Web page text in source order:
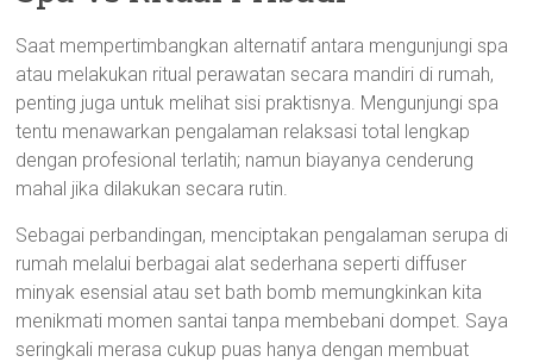
Saat mempertimbangkan alternatif antara mengunjungi spa
atau melakukan ritual perawatan secara mandiri di rumah,
penting juga untuk melihat sisi praktisnya. Mengunjungi spa
tentu menawarkan pengalaman relaksasi total lengkap
dengan profesional terlatih; namun biayanya cenderung
mahal jika dilakukan secara rutin.
Sebagai perbandingan, menciptakan pengalaman serupa di
rumah melalui berbagai alat sederhana seperti diffuser
minyak esensial atau set bath bomb memungkinkan kita
menikmati momen santai tanpa membebani dompet. Saya
seringkali merasa cukup puas hanya dengan membuat